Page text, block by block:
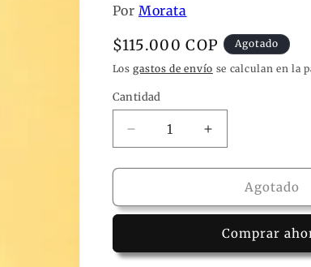
Por Morata
Precio
habitual
$115.000 COP Agotado
Losgastos de envío se calculan en la
Cantidad
Reducir
cantidad
para
Evaluacion
Instituciones
Aumentar
cantidad
para
Evaluacion
De
Instituciones
Agotado
Comprar